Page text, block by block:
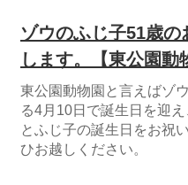
ゾウのふじ子51歳
します。【東公園動
東公園動物園と言えばゾ
る4月10日で誕生日を迎
とふじ子の誕生日をお祝
ひお越しください。